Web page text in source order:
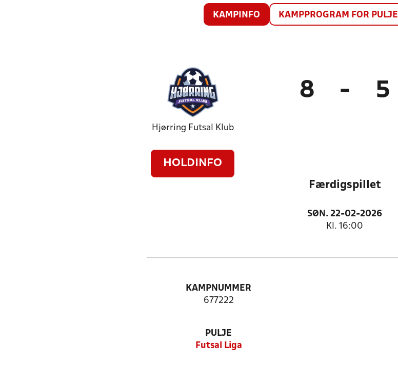
KAMPINFO KAMPPROGRAM FOR PULJE
Hjørring Futsal Klub
HOLDINFO
8 - 5
Færdigspillet
SØN. 22-02-2026
Kl. 16:00
KAMPNUMMER
677222
PULJE
Futsal Liga